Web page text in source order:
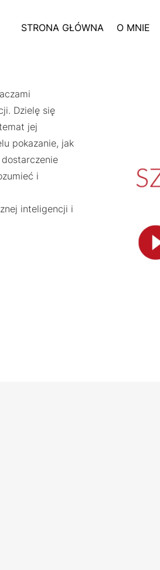
STRONA GŁÓWNA O MNIE
Dzielę się
jej
pokazanie, jak
i
inteligencji i